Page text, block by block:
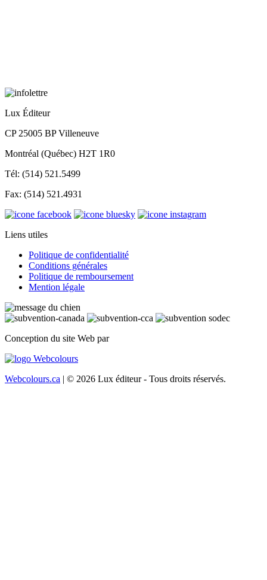
Lux Éditeur
CP 25005 BP Villeneuve
Montréal (Québec) H2T 1R0
Tél: (514) 521.5499
Fax: (514) 521.4931
Liens utiles
Politique de confidentialité
Conditions générales
Politique de remboursement
Mention légale
Conception du site Web par
Webcolours.ca | © 2026 Lux éditeur - Tous droits réservés.